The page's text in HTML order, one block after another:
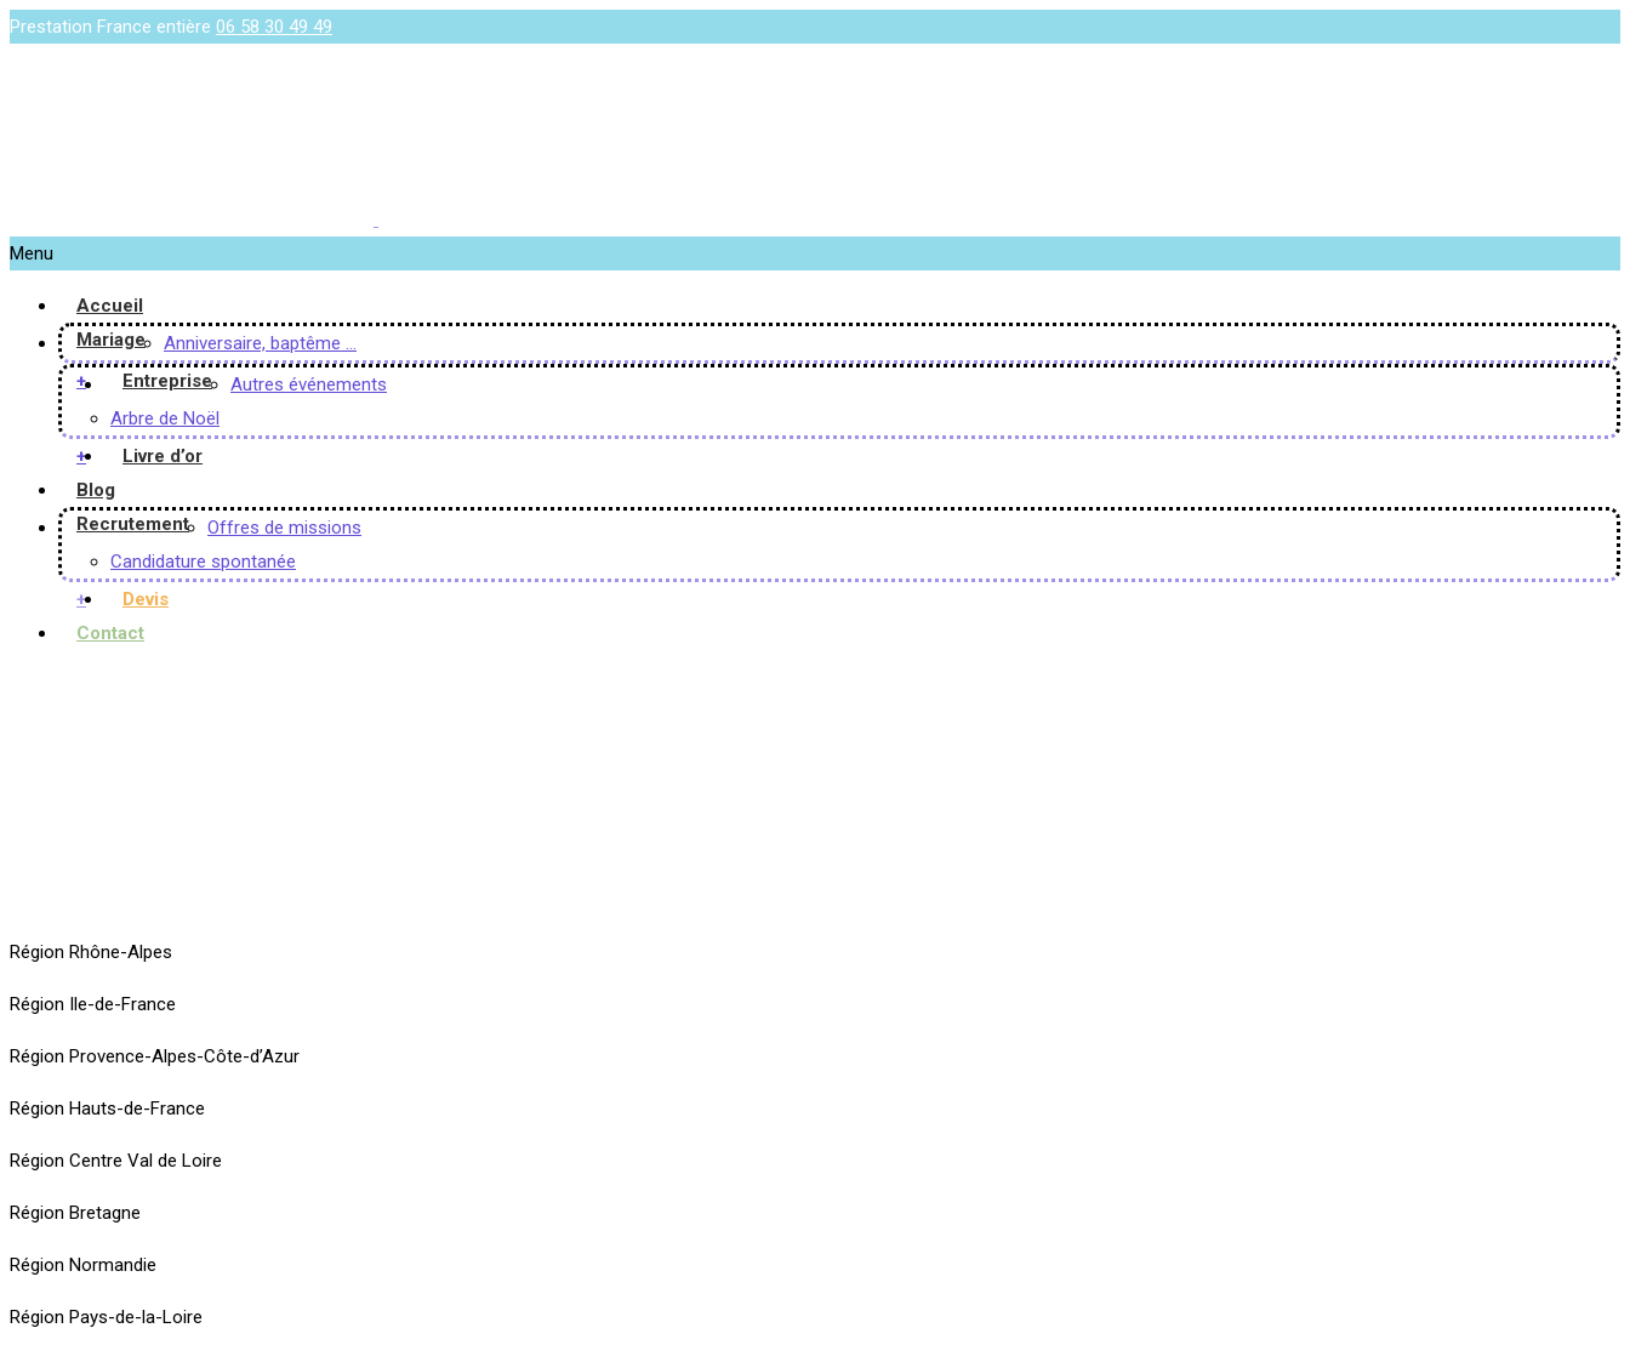
Prestation France entière 06 58 30 49 49
Menu
Accueil
Mariage
Anniversaire, baptême …
+
Entreprise
Autres événements
Arbre de Noël
+
Livre d’or
Blog
Recrutement
Offres de missions
Candidature spontanée
+
Devis
Contact
Région Rhône-Alpes
Région Ile-de-France
Région Provence-Alpes-Côte-d’Azur
Région Hauts-de-France
Région Centre Val de Loire
Région Bretagne
Région Normandie
Région Pays-de-la-Loire